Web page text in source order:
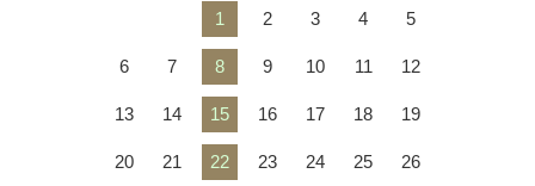
1
2 3 4 5
6 7 8 9 10 11 12
13 14 15 16 17 18 19
20 21 22 23 24 25 26